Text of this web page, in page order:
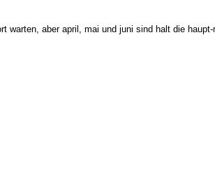
aber april, mai und juni sind halt die